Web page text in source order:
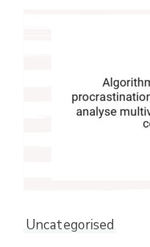
Uncategorised